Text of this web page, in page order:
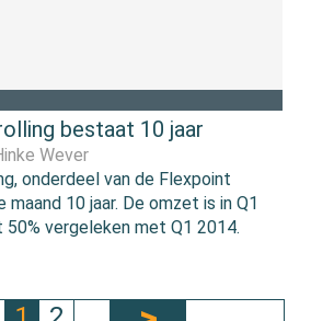
bestaat 10 jaar
Wever
onderdeel van de Flexpoint
10 jaar. De omzet is in Q1
vergeleken met Q1 2014.